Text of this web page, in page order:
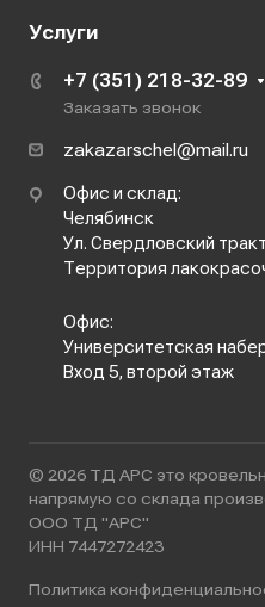
Услуги
+7 (351) 218-32-89
Заказать звонок
zakazarschel@mail.ru
Офис и склад:
Челябинск
Ул. Свердловский
Территория
Офис:
Университетская
Вход 5, второй этаж
© 2026 ТД АРС это
напрямую со склада
ООО ТД "АРС"
ИНН 7447272423
Политика